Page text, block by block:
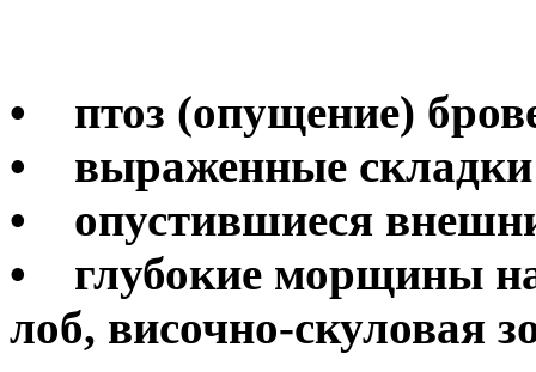
• птоз (опущение)
• выраженные
• опустившиеся
• глубокие морщины
лоб, височно-скуловая